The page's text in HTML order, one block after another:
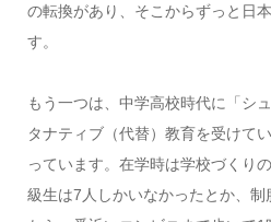
の転換があり、そこからずっと日
す。
もう一つは、中学高校時代に「シ
タナティブ（代替）教育を受けて
っています。在学時は学校づくり
級生は7人しかいなかったとか、